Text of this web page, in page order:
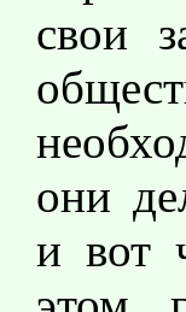
свои
они
и вот